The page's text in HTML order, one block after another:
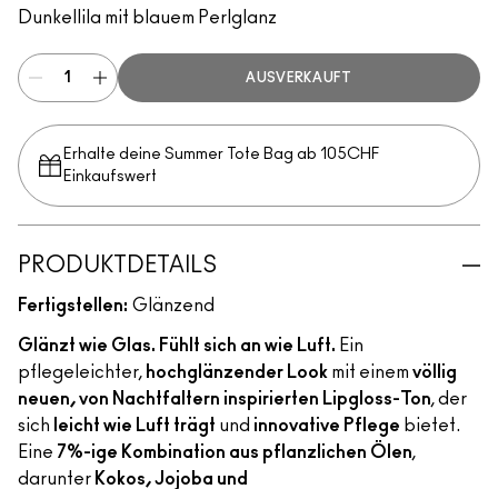
Dunkellila mit blauem Perlglanz
AUSVERKAUFT
Erhalte deine Summer Tote Bag ab 105CHF
Einkaufswert​
PRODUKTDETAILS
Fertigstellen: Glänzend
Glänzt wie Glas. Fühlt sich an wie Luft. Ein
pflegeleichter, hochglänzender Look mit einem völlig
neuen, von Nachtfaltern inspirierten Lipgloss-Ton, der
sich leicht wie Luft trägt und innovative Pflege bietet.
Eine 7%-ige Kombination aus pflanzlichen Ölen,
darunter Kokos, Jojoba und